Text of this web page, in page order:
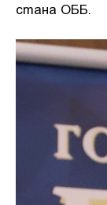
стана ОББ.